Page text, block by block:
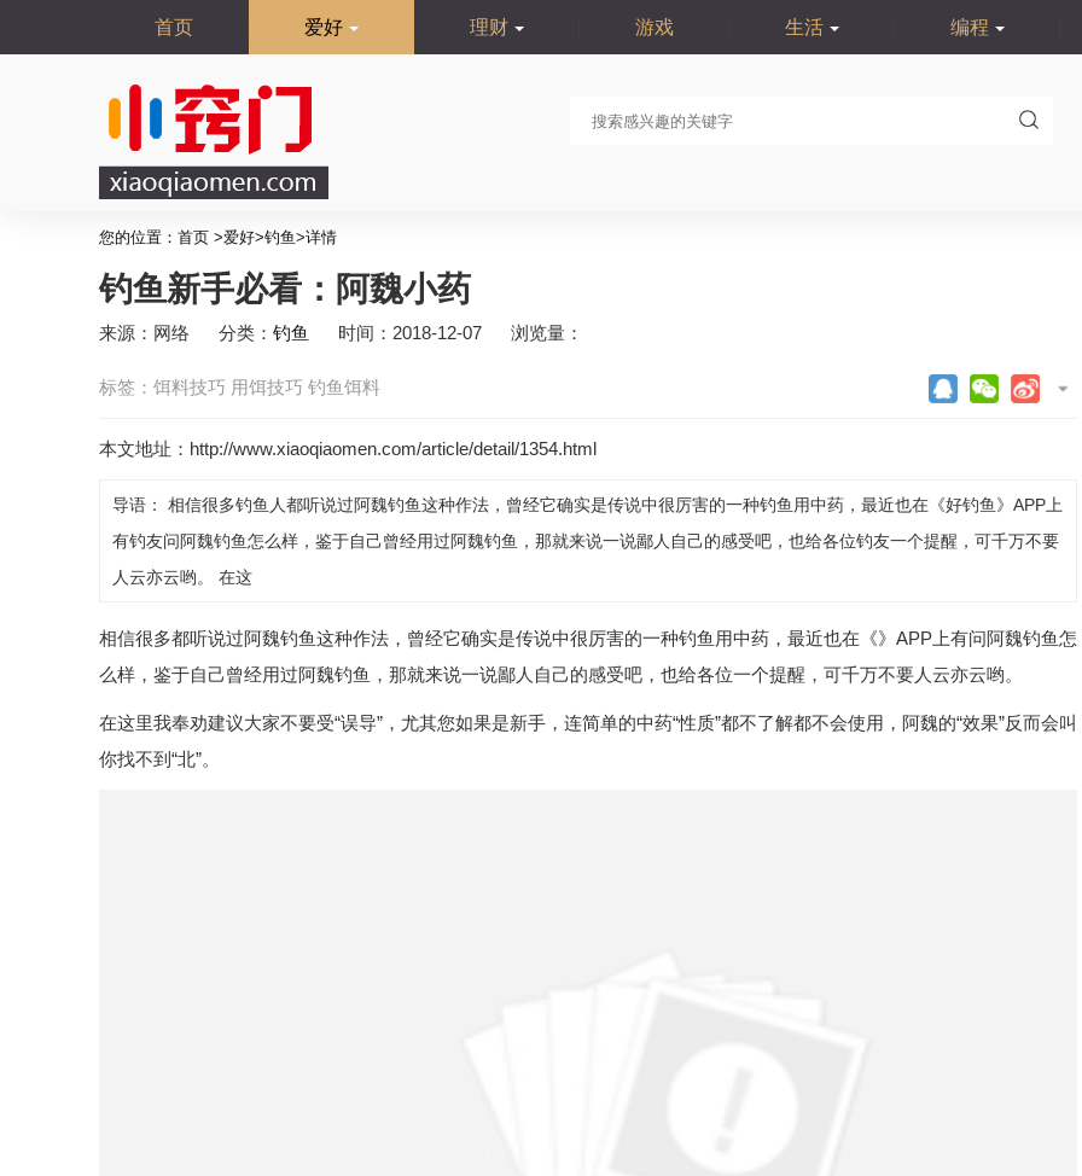
首页 爱好 理财 游戏 生活 编程
您的位置： 首页 >爱好>钓鱼>详情
钓鱼新手必看：阿魏小药
来源：网络 分类： 钓鱼 时间：2018-12-07 浏览量：
标签： 饵料技巧 用饵技巧 钓鱼饵料
本文地址：http://www.xiaoqiaomen.com/article/detail/1354.html
导语： 相信很多钓鱼人都听说过阿魏钓鱼这种作法，曾经它确实是传说中很厉害的一种钓鱼用中药，最近也在《好钓鱼》APP上
有钓友问阿魏钓鱼怎么样，鉴于自己曾经用过阿魏钓鱼，那就来说一说鄙人自己的感受吧，也给各位钓友一个提醒，可千万不要
人云亦云哟。 在这
相信很多都听说过阿魏钓鱼这种作法，曾经它确实是传说中很厉害的一种钓鱼用中药，最近也在《》APP上有问阿魏钓鱼怎
么样，鉴于自己曾经用过阿魏钓鱼，那就来说一说鄙人自己的感受吧，也给各位一个提醒，可千万不要人云亦云哟。
在这里我奉劝建议大家不要受“误导”，尤其您如果是新手，连简单的中药“性质”都不了解都不会使用，阿魏的“效果”反而会叫
你找不到“北”。